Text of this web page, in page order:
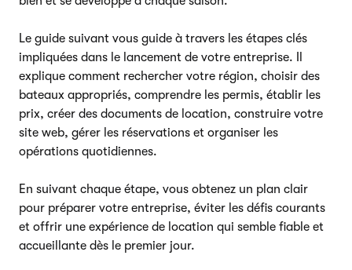
Le guide suivant vous guide à travers les étapes clés
impliquées dans le lancement de votre entreprise. Il
explique comment rechercher votre région, choisir des
bateaux appropriés, comprendre les permis, établir les
prix, créer des documents de location, construire votre
site web, gérer les réservations et organiser les
opérations quotidiennes.
En suivant chaque étape, vous obtenez un plan clair
pour préparer votre entreprise, éviter les défis courants
et offrir une expérience de location qui semble fiable et
accueillante dès le premier jour.